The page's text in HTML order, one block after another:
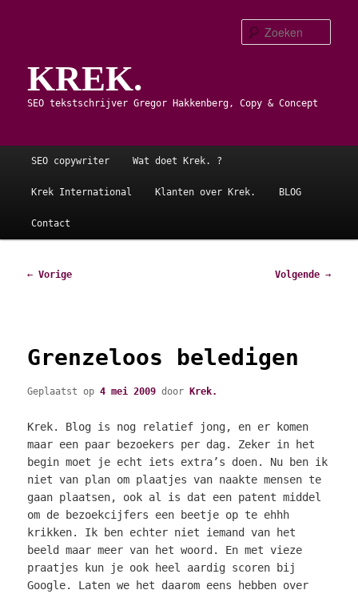
primaire
inhoudKREK.
SEO tekstschrijver Gregor Hakkenberg, Copy & Concept
Hoofdmenu
SEO copywriter Wat doet Krek. ?
Krek International Klanten over Krek. BLOG
Contact
Bericht
← Vorige Volgende →
Grenzeloos beledigen
Geplaatst op4 mei 2009 doorKrek.
Krek. Blog is nog relatief jong, en er komen
maar een paar bezoekers per dag. Zeker in het
begin moet je echt iets extra’s doen. Nu ben ik
niet van plan om plaatjes van naakte mensen te
gaan plaatsen, ook al is dat een patent middel
om de bezoekcijfers een beetje op te ehhh
krikken. Ik ben echter niet iemand van het
beeld maar meer van het woord. En met vieze
praatjes kun je ook heel aardig scoren bij
Google. Laten we het daarom eens hebben over